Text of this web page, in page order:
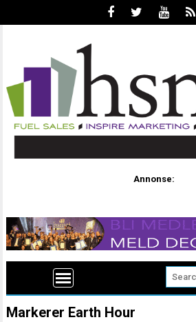
Annonse:
Markerer Earth Hour